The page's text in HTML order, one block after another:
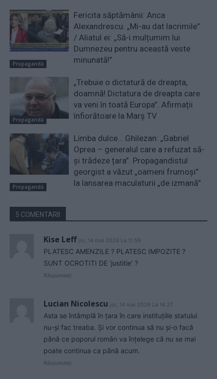
Propagandă
Fericita săptămânii: Anca
Alexandrescu. „Mi-au dat lacrimile”
/ Aliatul ei: „Să-i mulțumim lui
Dumnezeu pentru această veste
minunată!”
Propagandă
„Trebuie o dictatură de dreapta,
doamnă! Dictatura de dreapta care
va veni în toată Europa”. Afirmații
înfiorătoare la Marș TV
Propagandă
Limba dulce… Ghilezan: „Gabriel
Oprea – generalul care a refuzat să-
și trădeze țara”. Propagandistul
georgist a văzut „oameni frumoși”
la lansarea maculaturii „de izmană”
5 COMENTARII
Kise Leff joi, 14 mai 2026 La 11.59
PLATESC AMENZILE ? PLATESC IMPOZITE ?
SUNT OCROTITI DE ‘justitie’ ?
Răspundeți
Lucian Nicolescu joi, 14 mai 2026 La 16.27
Asta se întâmplă în țara în care instituțiile statului
nu-și fac treaba. Și vor continua să nu și-o facă
până ce poporul român va înțelege că nu se mai
poate continua ca până acum.
Răspundeți